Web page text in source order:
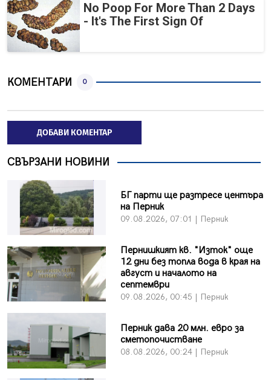
No Poop For More Than 2 Days
- It's The First Sign Of
КОМЕНТАРИ 0
ДОБАВИ КОМЕНТАР
СВЪРЗАНИ НОВИНИ
БГ парти ще разтресе центъра
на Перник
09.08.2026, 07:01 | Перник
Пернишкият кв. "Изток" още
12 дни без топла вода в края на
август и началото на
септември
09.08.2026, 00:45 | Перник
Перник дава 20 млн. евро за
сметопочистване
08.08.2026, 00:24 | Перник